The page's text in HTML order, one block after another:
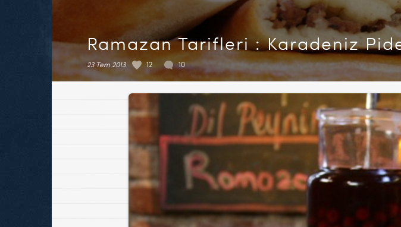
Ramazan Tarifleri : Karadeniz
23 Tem 2013 12 10